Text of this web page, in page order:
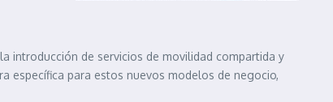
introducción de servicios de movilidad compartida y
específica para estos nuevos modelos de negocio,